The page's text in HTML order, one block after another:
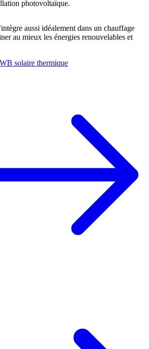
photovoltaïque.
aussi idéalement dans un chauffage
au mieux les énergies renouvelables et
solaire thermique